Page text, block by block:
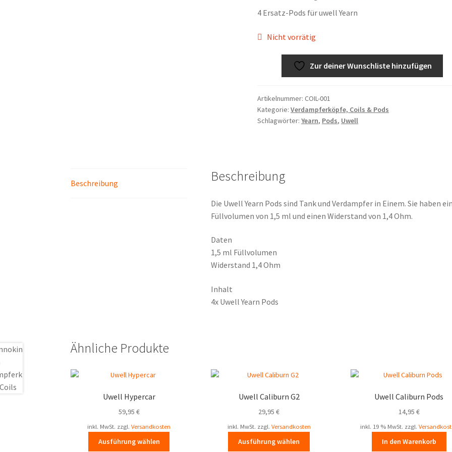
4 Ersatz-Pods für uwell Yearn
Nicht vorrätig
Zur deiner Wunschliste hinzufügen
Artikelnummer:COIL-001
Kategorie:Verdampferköpfe, Coils & Pods
Schlagwörter:Yearn, Pods, Uwell
Beschreibung Beschreibung
Die Uwell Yearn Pods sind Tank und Verdampfer in Einem. Sie haben
Füllvolumen von 1,5 ml und einen Widerstand von 1,4 Ohm.
Daten
1,5 ml Füllvolumen
Widerstand 1,4 Ohm
Inhalt
4x Uwell Yearn Pods
Ähnliche Produkte
Uwell Hypercar
59,95 €
inkl. MwSt. zzgl.Versandkosten
Ausführung wählen
Uwell Caliburn G2
29,95€
inkl. MwSt. zzgl. Versandkosten
Ausführung wählen
Uwell Caliburn Pods
14,95 €
inkl. 19 % MwSt. zzgl.
In den Warenkorb